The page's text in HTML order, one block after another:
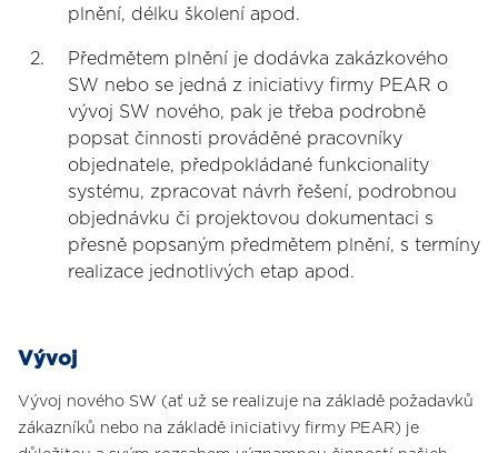
plnění, délku školení apod.
Předmětem plnění je dodávka zakázkového
SW nebo se jedná z iniciativy firmy PEAR o
vývoj SW nového, pak je třeba podrobně
popsat činnosti prováděné pracovníky
objednatele, předpokládané funkcionality
systému, zpracovat návrh řešení, podrobnou
objednávku či projektovou dokumentaci s
přesně popsaným předmětem plnění, s termíny
realizace jednotlivých etap apod.
Vývoj
Vývoj nového SW (ať už se realizuje na základě požadavků
zákazníků nebo na základě iniciativy firmy PEAR) je